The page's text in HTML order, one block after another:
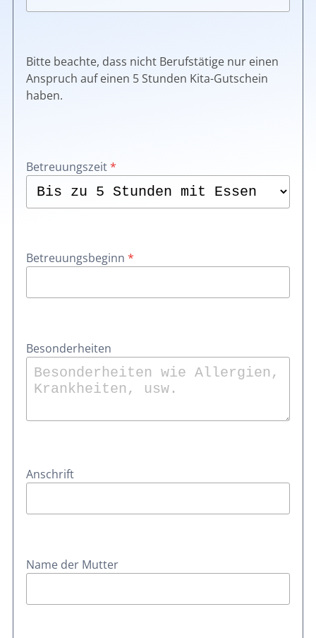
Bitte beachte, dass nicht Berufstätige nur einen
Anspruch auf einen 5 Stunden Kita-Gutschein
haben.
Betreuungszeit*
Betreuungsbeginn *
Besonderheiten
Anschrift
Name der Mutter